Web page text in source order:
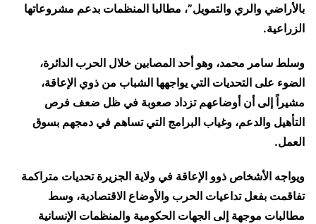
بالأراضي والري والتمويل”، مطالبا المنظمات بدعم مشروعاتها
الزراعية.
وسلط سامر محمد، وهو أحد المصابين خلال الحرب الدائرة،
الضوء على التحديات التي يواجهها الشباب من ذوي الإعاقة،
مشيراً إلى أن أوضاعهم تزداد صعوبة في ظل ضعف فرص
التأهيل والدعم، وغياب البرامج التي تساهم في دمجهم بسوق
العمل.
ويواجه الأشخاص ذوو الإعاقة في ولاية الجزيرة تحديات متراكمة
تفاقمت بفعل تداعيات الحرب والأوضاع الاقتصادية، وسط
مطالبات موجهة إلى الجهات الحكومية والمنظمات الإنسانية